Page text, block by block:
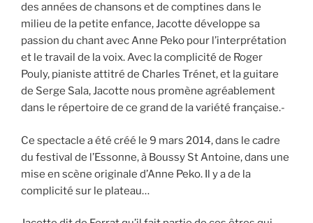
des années de chansons et de comptines dans le
milieu de la petite enfance, Jacotte développe sa
passion du chant avec Anne Peko pour l’interprétation
et le travail de la voix. Avec la complicité de Roger
Pouly, pianiste attitré de Charles Trénet, et la guitare
de Serge Sala, Jacotte nous promène agréablement
dans le répertoire de ce grand de la variété française.-
Ce spectacle a été créé le 9 mars 2014, dans le cadre
du festival de l’Essonne, à Boussy St Antoine, dans une
mise en scène originale d’Anne Peko. Il y a de la
complicité sur le plateau…